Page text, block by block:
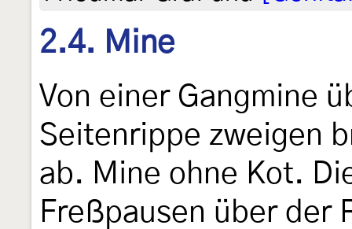
2.4. Mine
Von einer Gangmine
Seitenrippe zweigen
ab. Mine ohne Kot.
Freßpausen über der